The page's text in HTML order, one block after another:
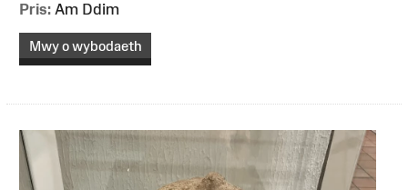
Pris: Am Ddim
Mwy o wybodaeth